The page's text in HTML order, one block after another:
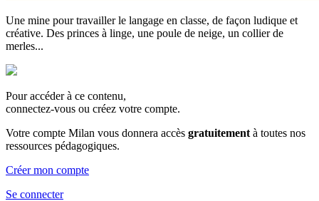
Une mine pour travailler le langage en classe, de façon ludique et
créative. Des princes à linge, une poule de neige, un collier de
merles...
Pour accéder à ce contenu,
connectez-vous ou créez votre compte.
Votre compte Milan vous donnera accès gratuitement à toutes nos
ressources pédagogiques.
Créer mon compte
Se connecter